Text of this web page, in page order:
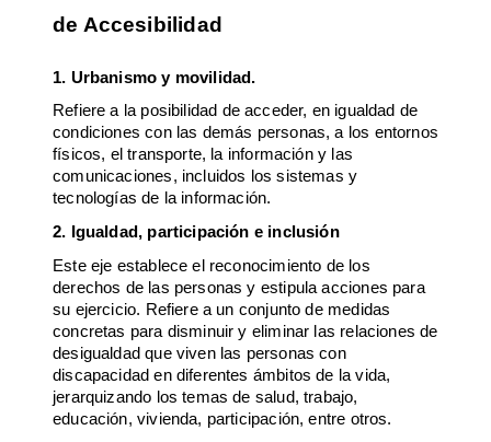
de Accesibilidad
1. Urbanismo y movilidad.
Refiere a la posibilidad de acceder, en igualdad de
condiciones con las demás personas, a los entornos
físicos, el transporte, la información y las
comunicaciones, incluidos los sistemas y
tecnologías de la información.
2. Igualdad, participación e inclusión
Este eje establece el reconocimiento de los
derechos de las personas y estipula acciones para
su ejercicio. Refiere a un conjunto de medidas
concretas para disminuir y eliminar las relaciones de
desigualdad que viven las personas con
discapacidad en diferentes ámbitos de la vida,
jerarquizando los temas de salud, trabajo,
educación, vivienda, participación, entre otros.